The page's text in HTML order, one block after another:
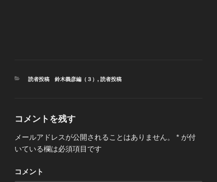
カ
読者投稿 鈴木義彦編（３） , 読者投稿
コメントを残す
メールアドレスが公開されることはありません。 * が付
いている欄は必須項目です
コメント